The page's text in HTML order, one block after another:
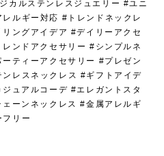
カルステンレスジュエリー #ユニ
ルギー対応 #トレンドネックレ
ングアイデア #デイリーアクセ
ンドアクセサリー #シンプルネ
ティーアクセサリー #プレゼン
レスネックレス #ギフトアイデ
ュアルコーデ #エレガントスタ
ーンネックレス #金属アレルギ
リー